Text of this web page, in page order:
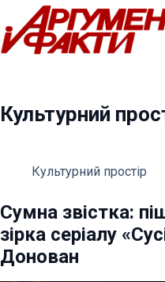
Перейти
до
вмісту
Культурний
Культурний простір
Сумна звістка:
зірка серіалу
Донован